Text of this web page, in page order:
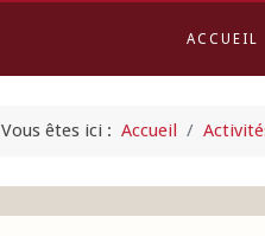
ACCUEIL
Vous êtes ici : Accueil